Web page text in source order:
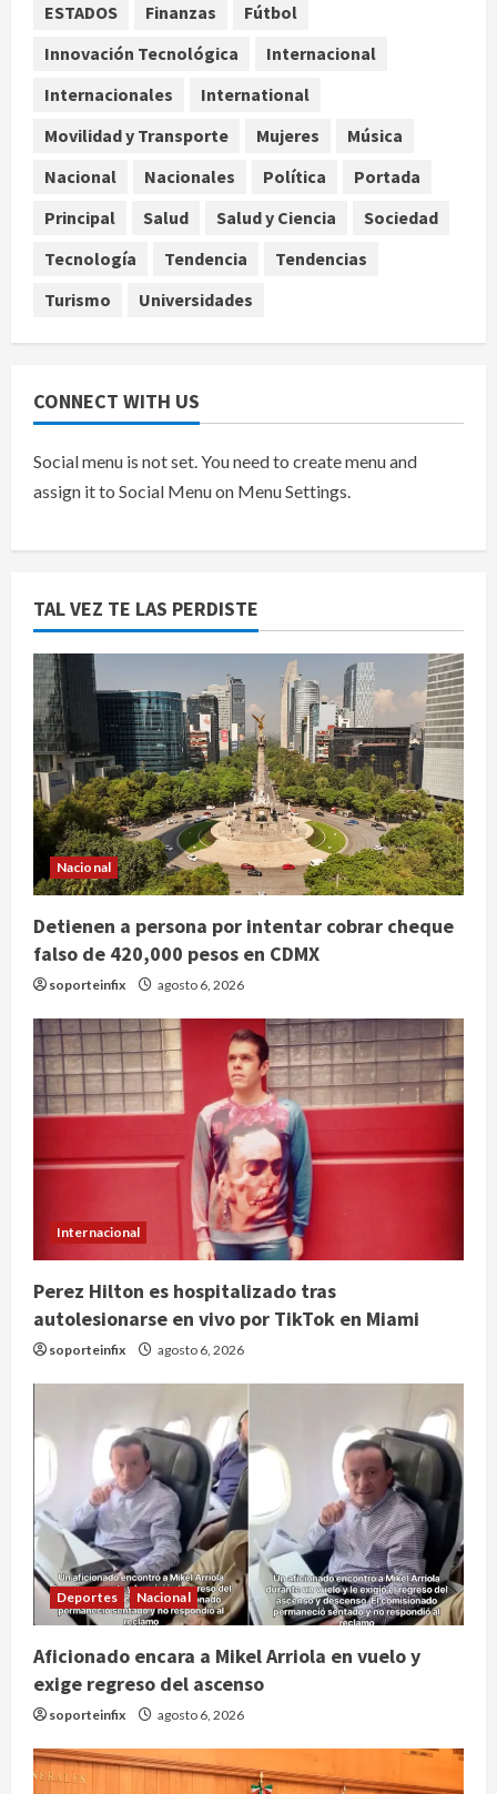
piden al IMSS nuevo hospital en
Guanajuato
5
Falla en sistema Booster de El
de Tijuana
agosto 6, 2026
ESTADOS Finanzas
Fútbol
Innovación Tecnológica
Internacional
Internacionales
International
Movilidad y Transporte
Mujeres
Música
Nacional
Nacionales Política
Portada
Principal
Salud Salud y Ciencia
Sociedad
Tecnología
Tendencia
Tendencias
Turismo
Universidades
CONNECT WITH US
Social menu is not set. You need to create menu and
assign it to Social Menu on Menu Settings.
TAL VEZ TE LAS PERDISTE
Nacional
Detienen a persona por intentar cobrar cheque
falso de 420,000 pesos en CDMX
soporteinfix agosto 6, 2026
Internacional
Perez Hilton es hospitalizado tras
autolesionarse en vivo por TikTok en Miami
soporteinfix agosto 6, 2026
Deportes Nacional
Aficionado encara a Mikel Arriola en vuelo y
exige regreso del ascenso
soporteinfix agosto 6, 2026